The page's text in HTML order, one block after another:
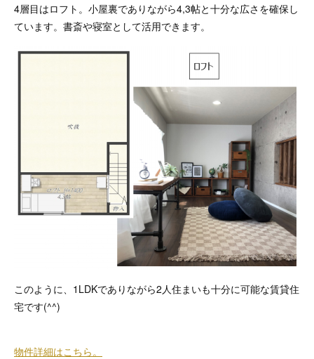
4層目はロフト。小屋裏でありながら4,3帖と十分な広さを確保し
ています。書斎や寝室として活用できます。
このように、1LDKでありながら2人住まいも十分に可能な賃貸住
宅です(^^)
物件詳細はこちら。